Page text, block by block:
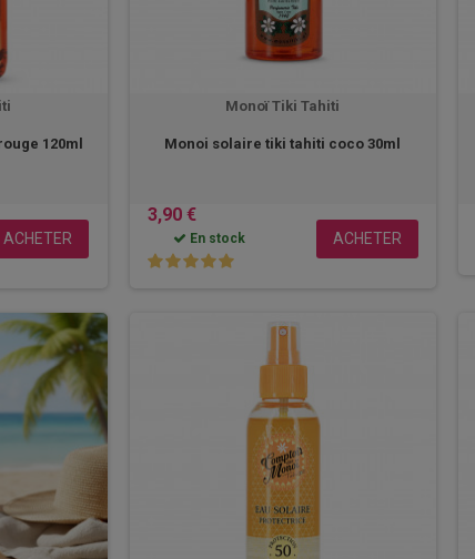
120ml
ACHETER
Monoï Tiki Tahiti
Monoi solaire tiki tahiti coco 30ml
3,90 €
En stock ACHETER